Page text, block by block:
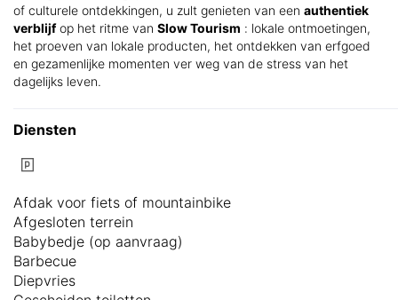
of culturele ontdekkingen, u zult genieten van een authentiek
verblijfop het ritme van Slow Tourism : lokale ontmoetingen,
het proeven van lokale producten, het ontdekken van erfgoed
en gezamenlijke momenten ver weg van de stress van het
dagelijks leven.
Diensten
Afdak voor fiets of mountainbike
Afgesloten terrein
Babybedje (op aanvraag)
Barbecue
Diepvries